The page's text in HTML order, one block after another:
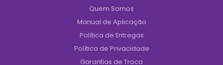
Quem Somos
Manual de Aplicação
Política de Entregas
Política de Privacidade
Garantias de Troca